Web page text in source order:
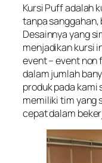
Kursi Puff adalah
tanpa
Desainnya yang
menjadikan kursi
event – event non
dalam jumlah
produk pada kami
memiliki tim yang
cepat dalam